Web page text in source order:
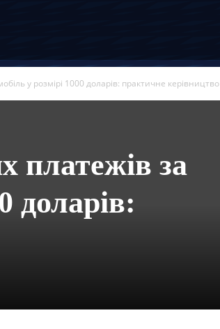
у розмірі 1000 доларів: практичне керівництво
платежів за
доларів: